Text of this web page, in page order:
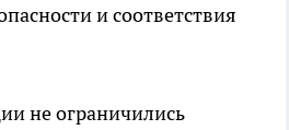
и соответствия
не ограничились